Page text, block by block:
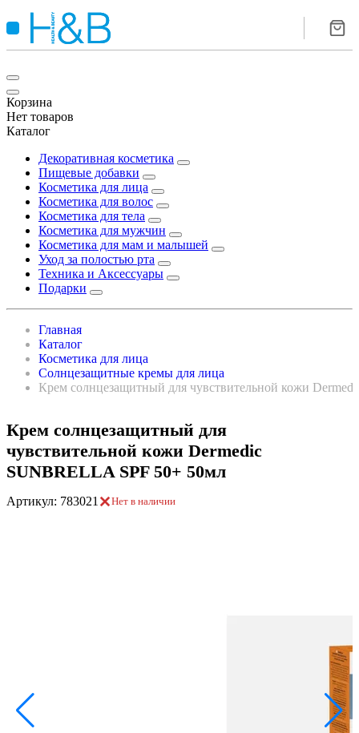
Корзина
Нет товаров
Каталог
Декоративная косметика
Пищевые добавки
Косметика для лица
Косметика для волос
Косметика для тела
Косметика для мужчин
Косметика для мам и малышей
Уход за полостью рта
Техника и Аксессуары
Подарки
Главная
Каталог
Косметика для лица
Солнцезащитные кремы для лица
Крем солнцезащитный для чувствительной кожи
Крем солнцезащитный для
чувствительной кожи Dermedic
SUNBRELLA SPF 50+ 50мл
Артикул: 783021 Нет в наличии